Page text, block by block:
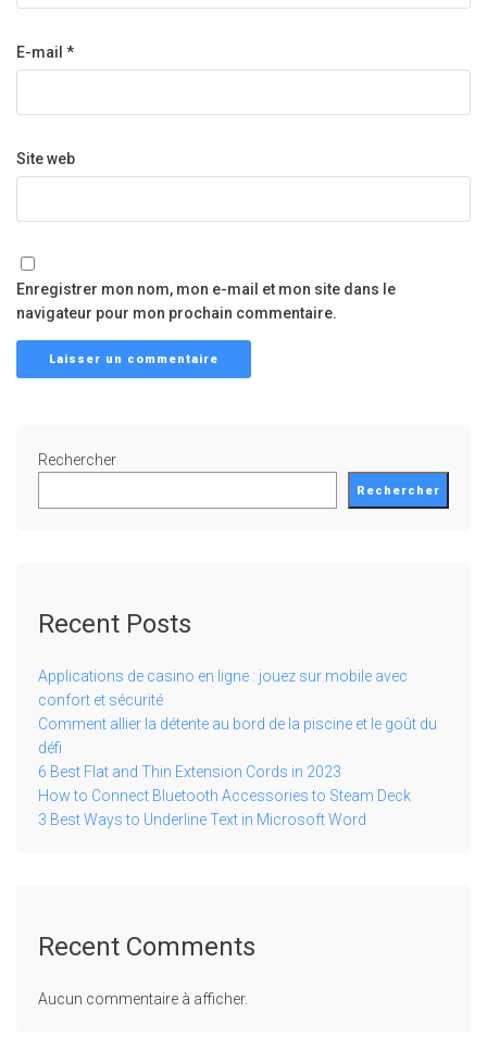
E-mail *
Site web
Enregistrer mon nom, mon e-mail et mon site dans le
navigateur pour mon prochain commentaire.
Rechercher
Rechercher
Recent Posts
Applications de casino en ligne : jouez sur mobile avec
confort et sécurité
Comment allier la détente au bord de la piscine et le goût du
défi
6 Best Flat and Thin Extension Cords in 2023
How to Connect Bluetooth Accessories to Steam Deck
3 Best Ways to Underline Text in Microsoft Word
Recent Comments
Aucun commentaire à afficher.